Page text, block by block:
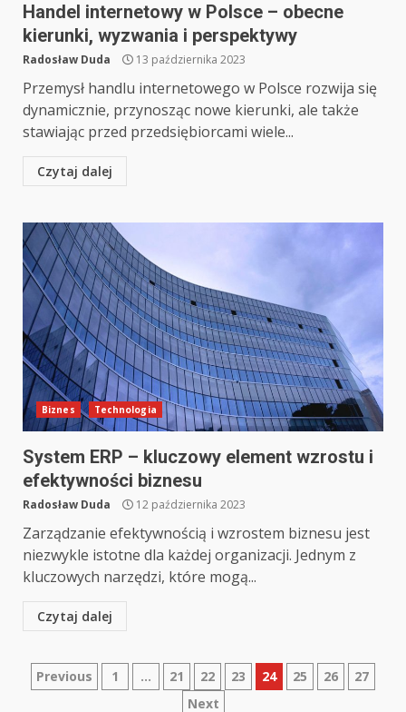
Handel internetowy w Polsce – obecne
kierunki, wyzwania i perspektywy
Radosław Duda 13 października 2023
Przemysł handlu internetowego w Polsce rozwija się
dynamicznie, przynosząc nowe kierunki, ale także
stawiając przed przedsiębiorcami wiele...
Czytaj dalej
Biznes Technologia
System ERP – kluczowy element wzrostu i
efektywności biznesu
Radosław Duda 12 października 2023
Zarządzanie efektywnością i wzrostem biznesu jest
niezwykle istotne dla każdej organizacji. Jednym z
kluczowych narzędzi, które mogą...
Czytaj dalej
Nawigacja
Previous 1 … 21 22 23 24 25 26
27
Next